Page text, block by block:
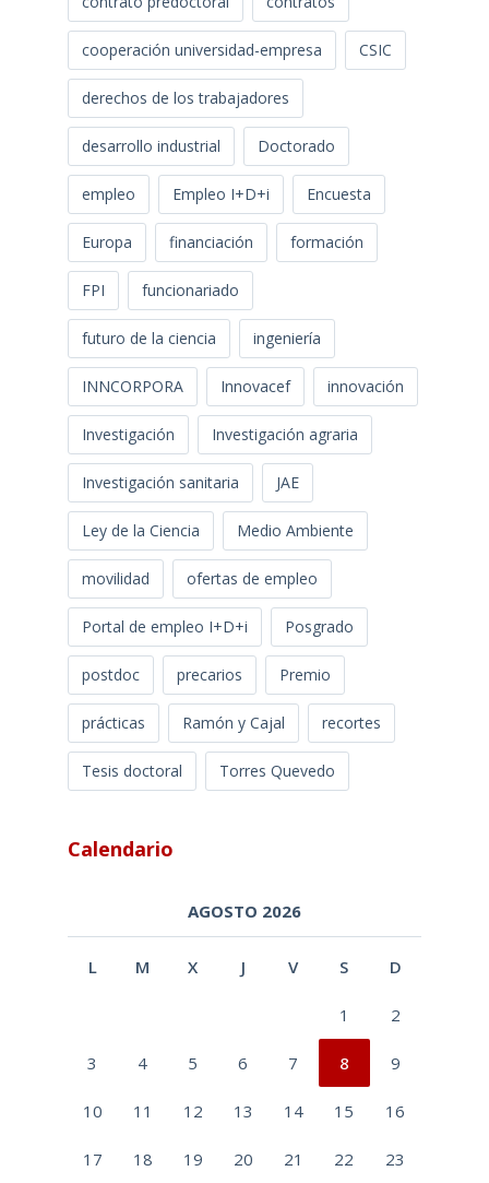
cooperación universidad-empresa CSIC
derechos de los trabajadores
desarrollo industrial Doctorado
empleo Empleo I+D+i Encuesta
Europa financiación formación
FPI funcionariado
futuro de la ciencia ingeniería
INNCORPORA Innovacef innovación
Investigación Investigación agraria
Investigación sanitaria JAE
Ley de la Ciencia Medio Ambiente
movilidad ofertas de empleo
Portal de empleo I+D+i Posgrado
postdoc precarios Premio
prácticas Ramón y Cajal recortes
Tesis doctoral Torres Quevedo
Calendario
AGOSTO 2026
L M X J V S D
1 2
3 4 5 6 7 8 9
10 11 12 13 14 15 16
17 18 19 20 21 22 23